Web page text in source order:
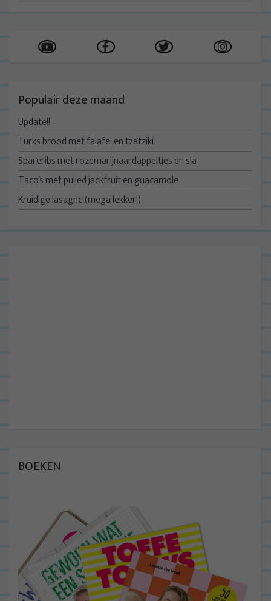
Populair deze maand
Update!!
Turks brood met falafel en tzatziki
Spareribs met rozemarijnaardappeltjes en sla
Taco’s met pulled jackfruit en guacamole
Kruidige lasagne (mega lekker!)
BOEKEN